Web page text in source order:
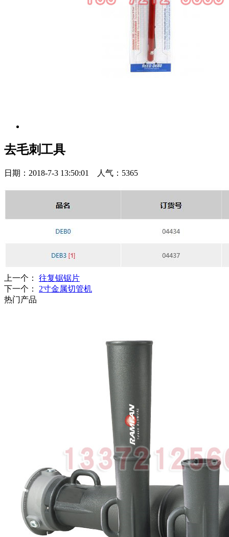
去毛刺工具
日期：2018-7-3 13:50:01 人气：5365
上一个： 往复锯锯片
下一个： 2寸金属切管机
热门产品